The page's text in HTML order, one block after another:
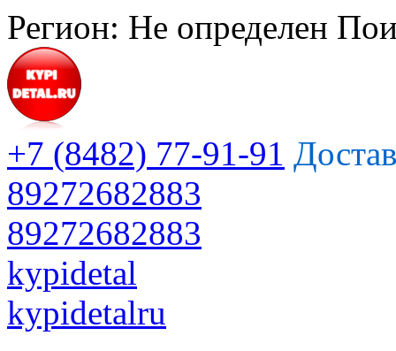
Регион: Не определен
+7 (8482) 77-91-91
89272682883
89272682883
kypidetal
kypidetalru